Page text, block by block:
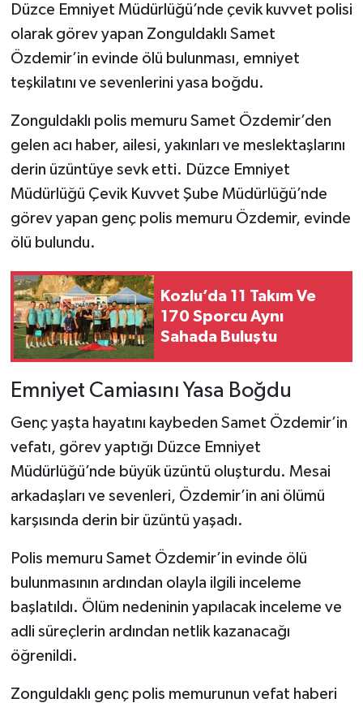
Düzce Emniyet Müdürlüğü’nde çevik kuvvet polisi
olarak görev yapan Zonguldaklı Samet
Özdemir’in evinde ölü bulunması, emniyet
teşkilatını ve sevenlerini yasa boğdu.
Zonguldaklı polis memuru Samet Özdemir’den
gelen acı haber, ailesi, yakınları ve meslektaşlarını
derin üzüntüye sevk etti. Düzce Emniyet
Müdürlüğü Çevik Kuvvet Şube Müdürlüğü’nde
görev yapan genç polis memuru Özdemir, evinde
ölü bulundu.
Kozlu’da 11 Takım Ve
170 Sporcu Aynı
Sahada Buluştu
Emniyet Camiasını Yasa Boğdu
Genç yaşta hayatını kaybeden Samet Özdemir’in
vefatı, görev yaptığı Düzce Emniyet
Müdürlüğü’nde büyük üzüntü oluşturdu. Mesai
arkadaşları ve sevenleri, Özdemir’in ani ölümü
karşısında derin bir üzüntü yaşadı.
Polis memuru Samet Özdemir’in evinde ölü
bulunmasının ardından olayla ilgili inceleme
başlatıldı. Ölüm nedeninin yapılacak inceleme ve
adli süreçlerin ardından netlik kazanacağı
öğrenildi.
Zonguldaklı genç polis memurunun vefat haberi